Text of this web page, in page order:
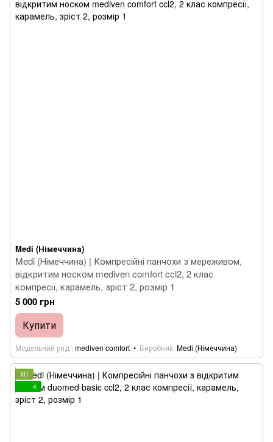
Medi (Німеччина)
Medi (Німеччина) | Компресійні панчохи з мереживом,
відкритим носком mediven comfort ccl2, 2 клас
компресії, карамель, зріст 2, розмір 1
5 000 грн
Купити
Модельний ряд mediven comfort Виробник Medi (Німеччина)
ХІТ
4